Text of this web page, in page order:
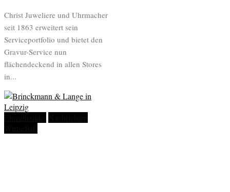
Christ Juweliere und Uhrmacher
seit 1863 erweitert sein
Serviceportfolio und bietet den
Gravur-Service nun
flächendeckend in allen Stores
in...